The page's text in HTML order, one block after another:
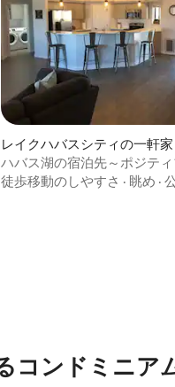
、5つ星中4.82つ星の平均評
レイクハバスシティの一軒家
ハバス湖の宿泊先～ポジテ
のみ
徒歩移動のしやすさ · 眺め ·
コンドミニア